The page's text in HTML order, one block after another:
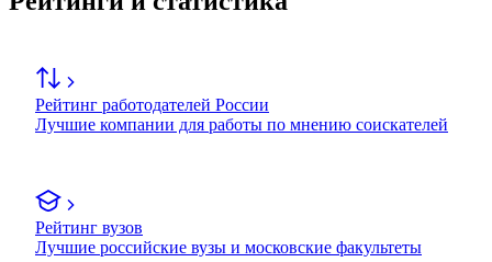
Рейтинг работодателей России
Лучшие компании для работы по мнению соискателей
Рейтинг вузов
Лучшие российские вузы и московские факультеты